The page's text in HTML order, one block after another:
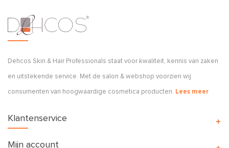
Dehcos Skin & Hair Professionals staat voor kwaliteit, kennis van zaken
en uitstekende service. Met de salon & webshop voorzien wij
consumenten van hoogwaardige cosmetica producten. Lees meer
Klantenservice
Mijn account